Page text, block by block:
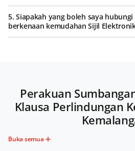
5. Siapakah yang boleh saya
berkenaan kemudahan Sijil
Perakuan
Klausa Perlindungan
Buka semua